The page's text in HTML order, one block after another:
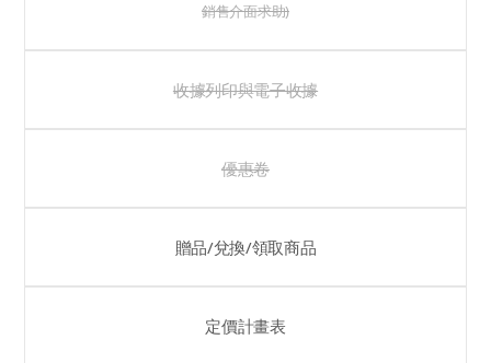
銷售介面求助)
收據列印與電子收據
優惠卷
贈品/兌換/領取商品
定價計畫表